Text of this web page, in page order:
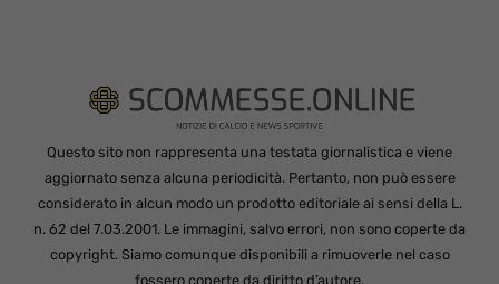
Questo sito non rappresenta una testata giornalistica e viene
aggiornato senza alcuna periodicità. Pertanto, non può essere
considerato in alcun modo un prodotto editoriale ai sensi della L.
n. 62 del 7.03.2001. Le immagini, salvo errori, non sono coperte da
copyright. Siamo comunque disponibili a rimuoverle nel caso
fossero coperte da diritto d’autore.